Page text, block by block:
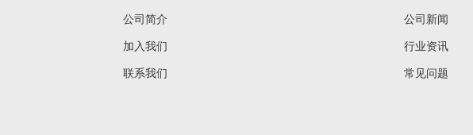
公司简介
加入我们
联系我们
公司新闻
行业资讯
常见问题